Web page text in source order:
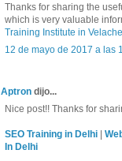
Thanks for sharing the
which is very valuable
Training Institute in
12 de mayo de 2017 a las
Aptron dijo...
Nice post!! Thanks for
SEO Training in Delhi
In Delhi